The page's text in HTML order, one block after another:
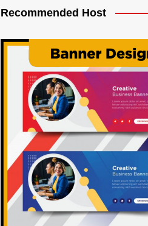
Recommended Host